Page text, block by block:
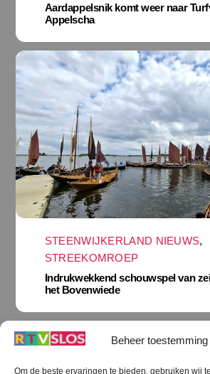
Beheer toestemming
Om de beste ervaringen te bieden, gebruiken wij
Aardappelsnik komt weer naar
Appelscha
STEENWIJKERLAND NIEUWS,
STREEKOMROEP
Indrukwekkend schouwspel van
het Bovenwiede